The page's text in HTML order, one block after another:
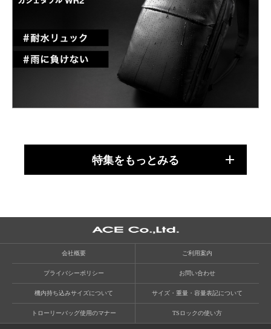
特集をもっとみる
会社概要 ご利用案内
プライバシーポリシー お問い合わせ
機内持ち込みサイズについて サイズ・重量・容量表記について
トローリーバッグ使用のマナー TSロックの使い方